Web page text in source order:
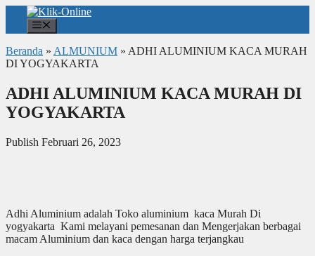
Langsung
isi
Beranda » ALMUNIUM » ADHI ALUMINIUM KACA MURAH
DI YOGYAKARTA
ADHI ALUMINIUM KACA MURAH DI
YOGYAKARTA
Publish Februari 26, 2023
Adhi Aluminium adalah Toko aluminium kaca Murah Di
yogyakarta Kami melayani pemesanan dan Mengerjakan berbagai
macam Aluminium dan kaca dengan harga terjangkau